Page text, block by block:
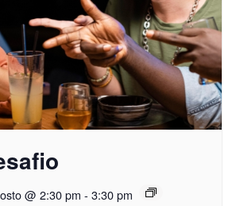
@ 2:30 pm - 3:30 pm